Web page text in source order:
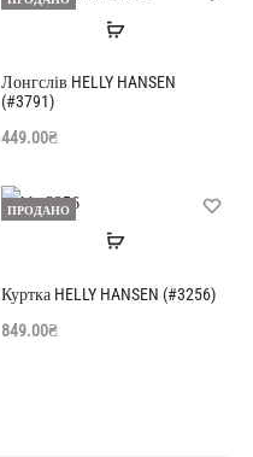
Читати
Лонгслів HELLY HANSEN
(#3791)
449.00₴
ПРОДАНО
Читати
Куртка HELLY HANSEN (#3256)
849.00₴